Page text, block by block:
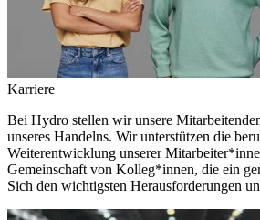
Karriere
Bei Hydro stellen wir unsere
unseres Handelns. Wir unterstützen die
Weiterentwicklung unserer
Gemeinschaft von Kolleg*innen, die ein
Sich den wichtigsten Herausforderungen